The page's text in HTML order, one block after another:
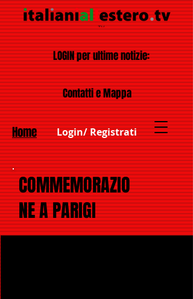
Login/ Registrati
Contatti e Mappa
Home
LOGIN per ultime notizie:
COMMEMORAZIO
NE A PARIGI